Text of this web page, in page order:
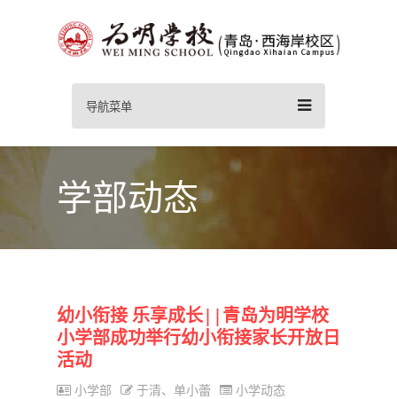
导航菜单
学部动态
幼小衔接 乐享成长||青岛为明学校
小学部成功举行幼小衔接家长开放日
活动
小学部 于清、单小蕾 小学动态